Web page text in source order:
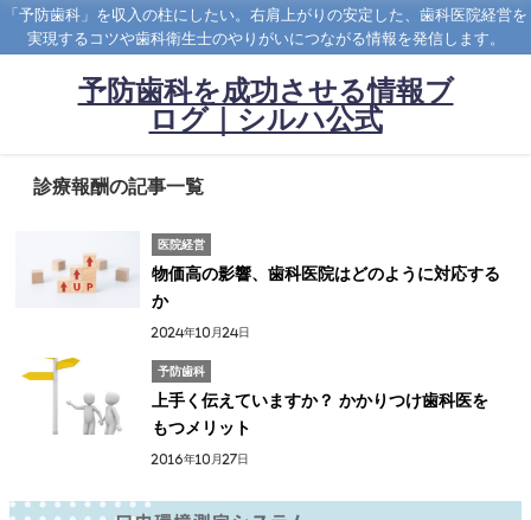
「予防歯科」を収入の柱にしたい。右肩上がりの安定した、歯科医院経営を
実現するコツや歯科衛生士のやりがいにつながる情報を発信します。
予防歯科を成功させる情報ブ
ログ｜シルハ公式
診療報酬の記事一覧
医院経営
物価高の影響、歯科医院はどのように対応する
か
2024年10月24日
予防歯科
上手く伝えていますか？ かかりつけ歯科医を
もつメリット
2016年10月27日